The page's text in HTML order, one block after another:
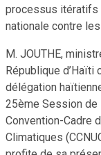
processus itératifs
nationale contre
M. JOUTHE,
République d’Haïti
délégation
25ème Session de
Convention-Cadre
Climatiques